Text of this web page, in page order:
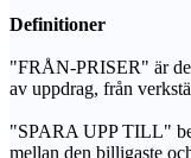
Definitioner
"FRÅN-PRISER" är
av uppdrag, från
"SPARA UPP TILL"
mellan den billigaste